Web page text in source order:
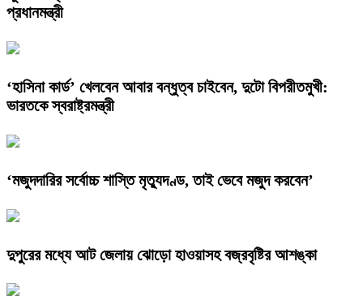
প্রধানমন্ত্রী
‘হাসিনা কার্ড’ খেলবেন আবার বন্ধুত্ব চাইবেন, দুটো বিপরীতমুখী:
ভারতকে স্বরাষ্ট্রমন্ত্রী
‘মজুদদারির সর্বোচ্চ শাস্তি মৃত্যুদণ্ড, তাই ভেবে মজুদ করবেন’
দুপুরের মধ্যে আট জেলায় ঝোড়ো হাওয়াসহ বজ্রবৃষ্টির আশঙ্কা